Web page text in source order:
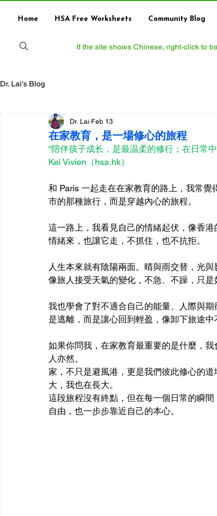
Home HSA Free Worksheets Community Blog
If the site shows Chinese, right‑click to
Dr. Lai's Blog
在家教育，是一場修心的旅程
Dr. Lai Feb 13
“陪伴孩子成长，是最温柔的修行；在日
Kei Vivien（hsa.hk）
和 Paris 一起走在在家教育的路上，我常
市的那種旅行，而是穿越內心的旅程。
這一路上，我看見自己的情緒起伏，像香
情緒來，也讓它走，不抓住，也不抗拒。
人生本來就有陰陽兩面。晴與雨交替，光
像旅人接受天氣的變化，不急、不躁，只
我也學會了對不適合自己的能量、人際與
是逃離，而是讓心回到輕盈，像卸下旅途
如果你問我，在家教育最重要的是什麼，
人亦然。
家，不只是避風港，更是我們彼此修心的
大，我也在長大。
這段旅程沒有終點，但在每一個日常的瞬
自由，也一步步靠近自己的本心。